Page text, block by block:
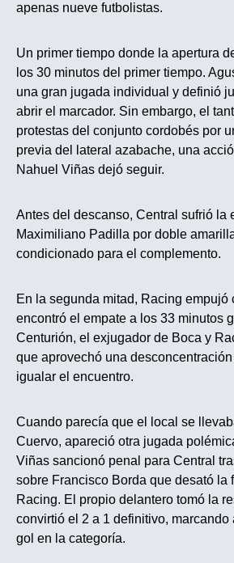
apenas nueve futbolistas.
Un primer tiempo donde la apertura
los 30 minutos del primer tiempo.
una gran jugada individual y definió
abrir el marcador. Sin embargo, el
protestas del conjunto cordobés por
previa del lateral azabache, una
Nahuel Viñas dejó seguir.
Antes del descanso, Central sufrió la
Maximiliano Padilla por doble
condicionado para el complemento.
En la segunda mitad, Racing empujó
encontró el empate a los 33 minutos
Centurión, el exjugador de Boca y
que aprovechó una
igualar el encuentro.
Cuando parecía que el local se
Cuervo, apareció otra jugada
Viñas sancionó penal para Central
sobre Francisco Borda que desató la
Racing. El propio delantero tomó la
convirtió el 2 a 1 definitivo, marcando
gol en la categoría.